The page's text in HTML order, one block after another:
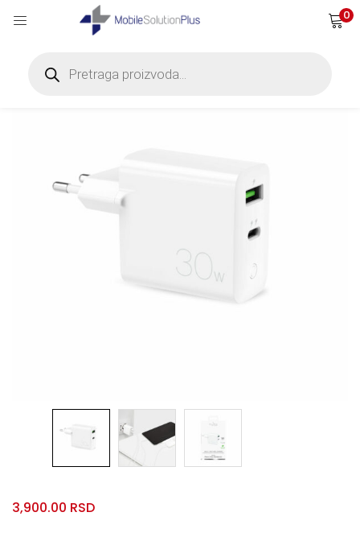
0
search
3,900.00 RSD